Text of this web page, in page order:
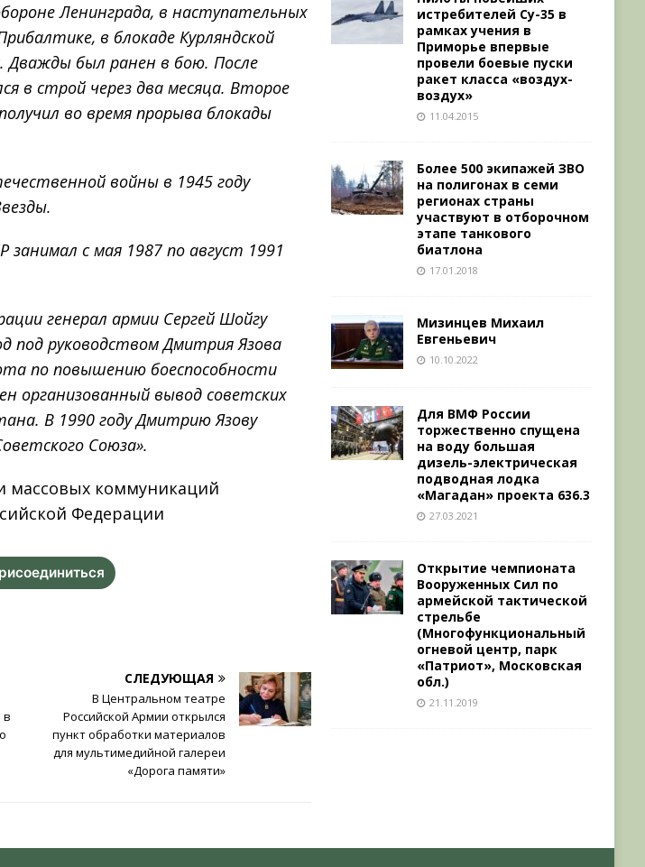
Ленинграда, в наступательных
в блокаде Курляндской
Дважды был ранен в бою. После
в строй через два месяца. Второе
во время прорыва блокады
войны в 1945 году
с мая 1987 по август 1991
генерал армии Сергей Шойгу
руководством Дмитрия Язова
по повышению боеспособности
организованный вывод советских
В 1990 году Дмитрию Язову
Союза».
коммуникаций
Федерации
в
СЛЕДУЮЩАЯ
В Центральном театре
Российской Армии открылся
пункт обработки материалов
для мультимедийной галереи
«Дорога памяти»
истребителей Су-35 в
рамках учения в
Приморье впервые
провели боевые пуски
ракет класса «воздух-
воздух»
11.04.2015
Более 500 экипажей ЗВО
на полигонах в семи
регионах страны
участвуют в отборочном
этапе танкового
биатлона
17.01.2018
Мизинцев Михаил
Евгеньевич
10.10.2022
Для ВМФ России
торжественно спущена
на воду большая
дизель-электрическая
подводная лодка
«Магадан» проекта 636.3
27.03.2021
Открытие чемпионата
Вооруженных Сил по
армейской тактической
стрельбе
(Многофункциональный
огневой центр, парк
«Патриот», Московская
обл.)
21.11.2019